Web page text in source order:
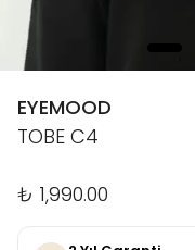
EYEMOOD
TOBE C4
₺ 1,990.00